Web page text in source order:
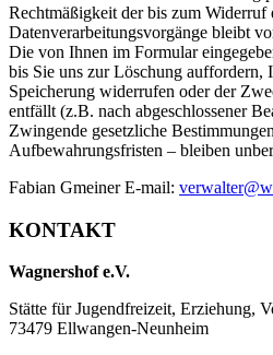
Rechtmäßigkeit der bis zum Widerruf
Datenverarbeitungsvorgänge bleibt
Die von Ihnen im Formular
bis Sie uns zur Löschung
Speicherung widerrufen oder der
entfällt (z.B. nach abgeschlossener
Zwingende gesetzliche
Aufbewahrungsfristen – bleiben
Fabian Gmeiner E-mail:
KONTAKT
Wagnershof e.V.
Stätte für Jugendfreizeit, Erziehung,
73479 Ellwangen-Neunheim